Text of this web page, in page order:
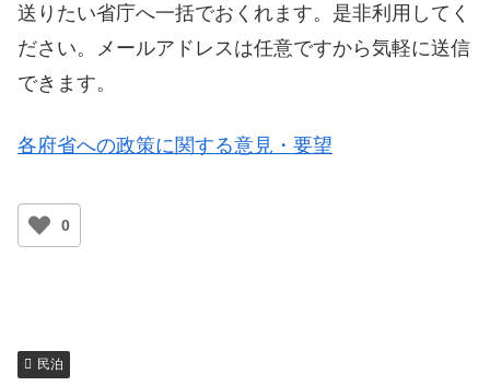
送りたい省庁へ一括でおくれます。是非利用してく
ださい。メールアドレスは任意ですから気軽に送信
できます。
各府省への政策に関する意見・要望
0
民泊